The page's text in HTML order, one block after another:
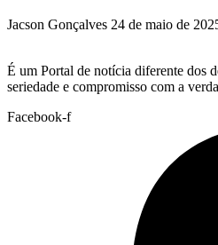
Jacson Gonçalves 24 de maio de
É um Portal de notícia diferente dos
seriedade e compromisso com a
Facebook-f